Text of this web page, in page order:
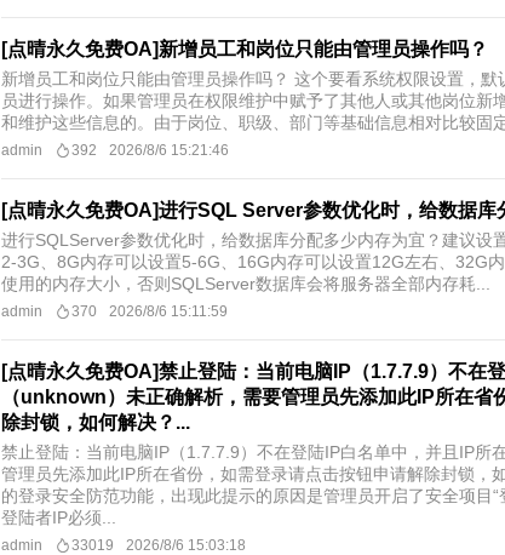
[点晴永久免费OA]新增员工和岗位只能由管理员操作吗？
新增员工和岗位只能由管理员操作吗？ 这个要看系统权限设置，
员进行操作。如果管理员在权限维护中赋予了其他人或其他岗位
和维护这些信息的。由于岗位、职级、部门等基础信息相对比较固
admin 392 2026/8/6 15:21:46
[点晴永久免费OA]进行SQL Server参数优化时，给数据库
进行SQLServer参数优化时，给数据库分配多少内存为宜？建议
2-3G、8G内存可以设置5-6G、16G内存可以设置12G左右、32G
使用的内存大小，否则SQLServer数据库会将服务器全部内存耗...
admin 370 2026/8/6 15:11:59
[点晴永久免费OA]禁止登陆：当前电脑IP（1.7.7.9）不在
（unknown）未正确解析，需要管理员先添加此IP所在省
除封锁，如何解决？...
禁止登陆：当前电脑IP（1.7.7.9）不在登陆IP白名单中，并且IP所
管理员先添加此IP所在省份，如需登录请点击按钮申请解除封锁，
的登录安全防范功能，出现此提示的原因是管理员开启了安全项目
登陆者IP必须...
admin 33019 2026/8/6 15:03:18